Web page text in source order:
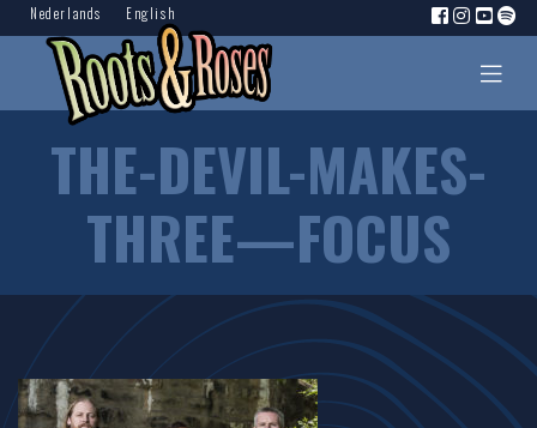
Nederlands English
THE-DEVIL-MAKES-
THREE—FOCUS